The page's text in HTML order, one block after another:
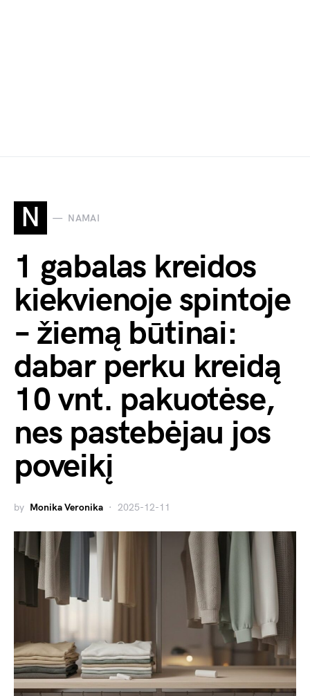
N NAMAI
1 gabalas kreidos
kiekvienoje spintoje
– žiemą būtinai:
dabar perku kreidą
10 vnt. pakuotėse,
nes pastebėjau jos
poveikį
by Monika Veronika 2025-12-11